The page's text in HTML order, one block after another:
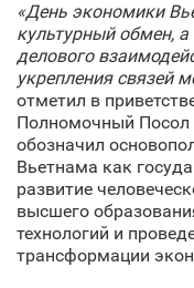
«День экономики
культурный обмен,
делового
укрепления связей
отметил в
Полномочный Посол
обозначил
Вьетнама как
развитие
высшего
технологий и
трансформации